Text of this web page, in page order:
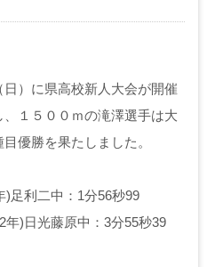
）に県高校新人大会が開催
１５００ｍの滝澤選手は大
優勝を果たしました。
足利二中：1分56秒99
)日光藤原中：3分55秒39